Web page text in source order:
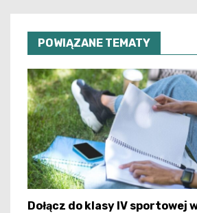
POWIĄZANE TEMATY
Dołącz do klasy IV sportowej